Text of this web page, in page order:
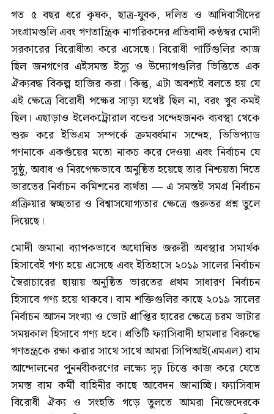
গত ৫ বছর ধরে কৃষক, ছাত্র-যুবক, দলিত ও আদিবাসীদের
সংগ্রামগুলি এবং গণতান্ত্রিক নাগরিকদের প্রতিবাদী কন্ঠস্বর মোদী
সরকারের বিরোধীতা করে এসেছে। বিরোধী পার্টিগুলির কাজ
ছিল জনগণের এইসমস্ত ইস্যু ও উদ্যোগগুলির ভিত্তিতে এক
ঐক্যবদ্ধ বিকল্প হাজির করা। কিন্তু, এটা অবশ্যই বলতে হয় যে
এই ক্ষেত্রে বিরোধী পক্ষের সাড়া যথেষ্ট ছিল না, বরং খুব কমই
ছিল। এছাড়াও ইলেকট্রোরাল বন্ডের সন্দেহজনক ব্যবস্থা থেকে
শুরু করে ইভিএম সম্পর্কে ক্রমবর্ধমান সন্দেহ, ভিভিপ্যাড
গণনাকে একগুঁয়ের মতো নাকচ করে দেওয়া এবং নির্বাচন যে
সুষ্ঠু, অবাধ ও নিরপেক্ষভাবে অনুষ্ঠিত হয়েছে তার নিশ্চয়তা দিতে
ভারতের নির্বাচন কমিশনের ব্যর্থতা — এ সমস্তই সমগ্র নির্বাচন
প্রক্রিয়ার স্বচ্ছতার ও বিশ্বাসযোগ্যতার ক্ষেত্রে গুরুতর প্রশ্ন তুলে
দিয়েছে।
মোদী জমানা ব্যাপকভাবে অঘোষিত জরুরী অবস্থার সমার্থক
হিসাবেই গণ্য হয়ে এসেছে এবং ইতিহাসে ২০১৯ সালের নির্বাচন
স্বৈরাচারের ছায়ায় অনুষ্ঠিত ভারতের প্রথম সাধারণ নির্বাচন
হিসাবে গণ্য হয়ে থাকবে। বাম শক্তিগুলির কাছে ২০১৯ সালের
নির্বাচন আসন সংখ্যা ও ভোট প্রাপ্তির হারের ক্ষেত্রে চরম ভাটার
সময়কাল হিসাবে গণ্য হবে। প্রতিটি ফ্যাসিবাদী হামলার বিরুদ্ধে
গণতন্ত্রকে রক্ষা করার সাথে সাথে আমরা সিপিআই(এমএল) বাম
আন্দোলনের পু্নর্নবীকরণের লক্ষ্যে দৃঢ় চিত্তে কাজ করে যেতে
সমস্ত বাম কর্মী বাহিনীর কাছে আবেদন জানাচ্ছি। ফ্যাসিবাদ
বিরোধী ঐক্য ও সংহতি গড়ে তুলতে আমরা নিজেদেরকে